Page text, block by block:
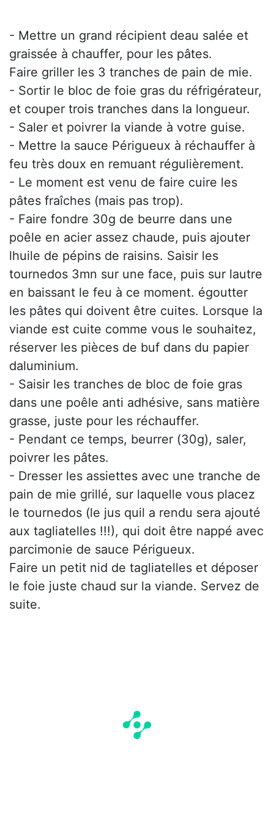
- Mettre un grand récipient deau salée et
graissée à chauffer, pour les pâtes.
Faire griller les 3 tranches de pain de mie.
- Sortir le bloc de foie gras du réfrigérateur,
et couper trois tranches dans la longueur.
- Saler et poivrer la viande à votre guise.
- Mettre la sauce Périgueux à réchauffer à
feu très doux en remuant régulièrement.
- Le moment est venu de faire cuire les
pâtes fraîches (mais pas trop).
- Faire fondre 30g de beurre dans une
poêle en acier assez chaude, puis ajouter
lhuile de pépins de raisins. Saisir les
tournedos 3mn sur une face, puis sur lautre
en baissant le feu à ce moment. égoutter
les pâtes qui doivent être cuites. Lorsque la
viande est cuite comme vous le souhaitez,
réserver les pièces de buf dans du papier
daluminium.
- Saisir les tranches de bloc de foie gras
dans une poêle anti adhésive, sans matière
grasse, juste pour les réchauffer.
- Pendant ce temps, beurrer (30g), saler,
poivrer les pâtes.
- Dresser les assiettes avec une tranche de
pain de mie grillé, sur laquelle vous placez
le tournedos (le jus quil a rendu sera ajouté
aux tagliatelles !!!), qui doit être nappé avec
parcimonie de sauce Périgueux.
Faire un petit nid de tagliatelles et déposer
le foie juste chaud sur la viande. Servez de
suite.